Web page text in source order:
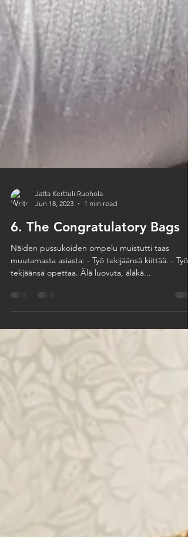
Jatta Kerttuli Ruohola
Jun 18, 2023
1 min read
6. The Congratulatory Bags
Näiden pussukoiden ompelu muistutti taas
tekjäänsä opettaa. Älä luovuta, äläkä...